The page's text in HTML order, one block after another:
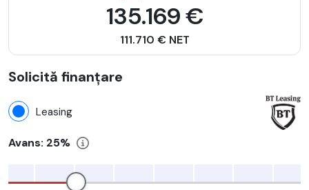
135.169 €
111.710 € NET
Solicită finanțare
Leasing
Avans: 25%